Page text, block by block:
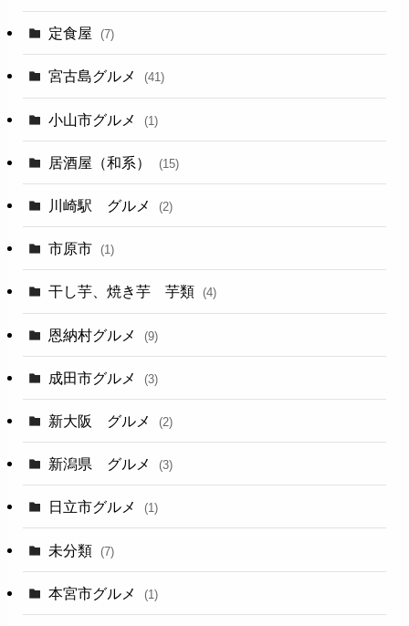
定食屋 (7)
宮古島グルメ (41)
小山市グルメ (1)
居酒屋（和系） (15)
川崎駅 グルメ (2)
市原市 (1)
干し芋、焼き芋 芋類 (4)
恩納村グルメ (9)
成田市グルメ (3)
新大阪 グルメ (2)
新潟県 グルメ (3)
日立市グルメ (1)
未分類 (7)
本宮市グルメ (1)